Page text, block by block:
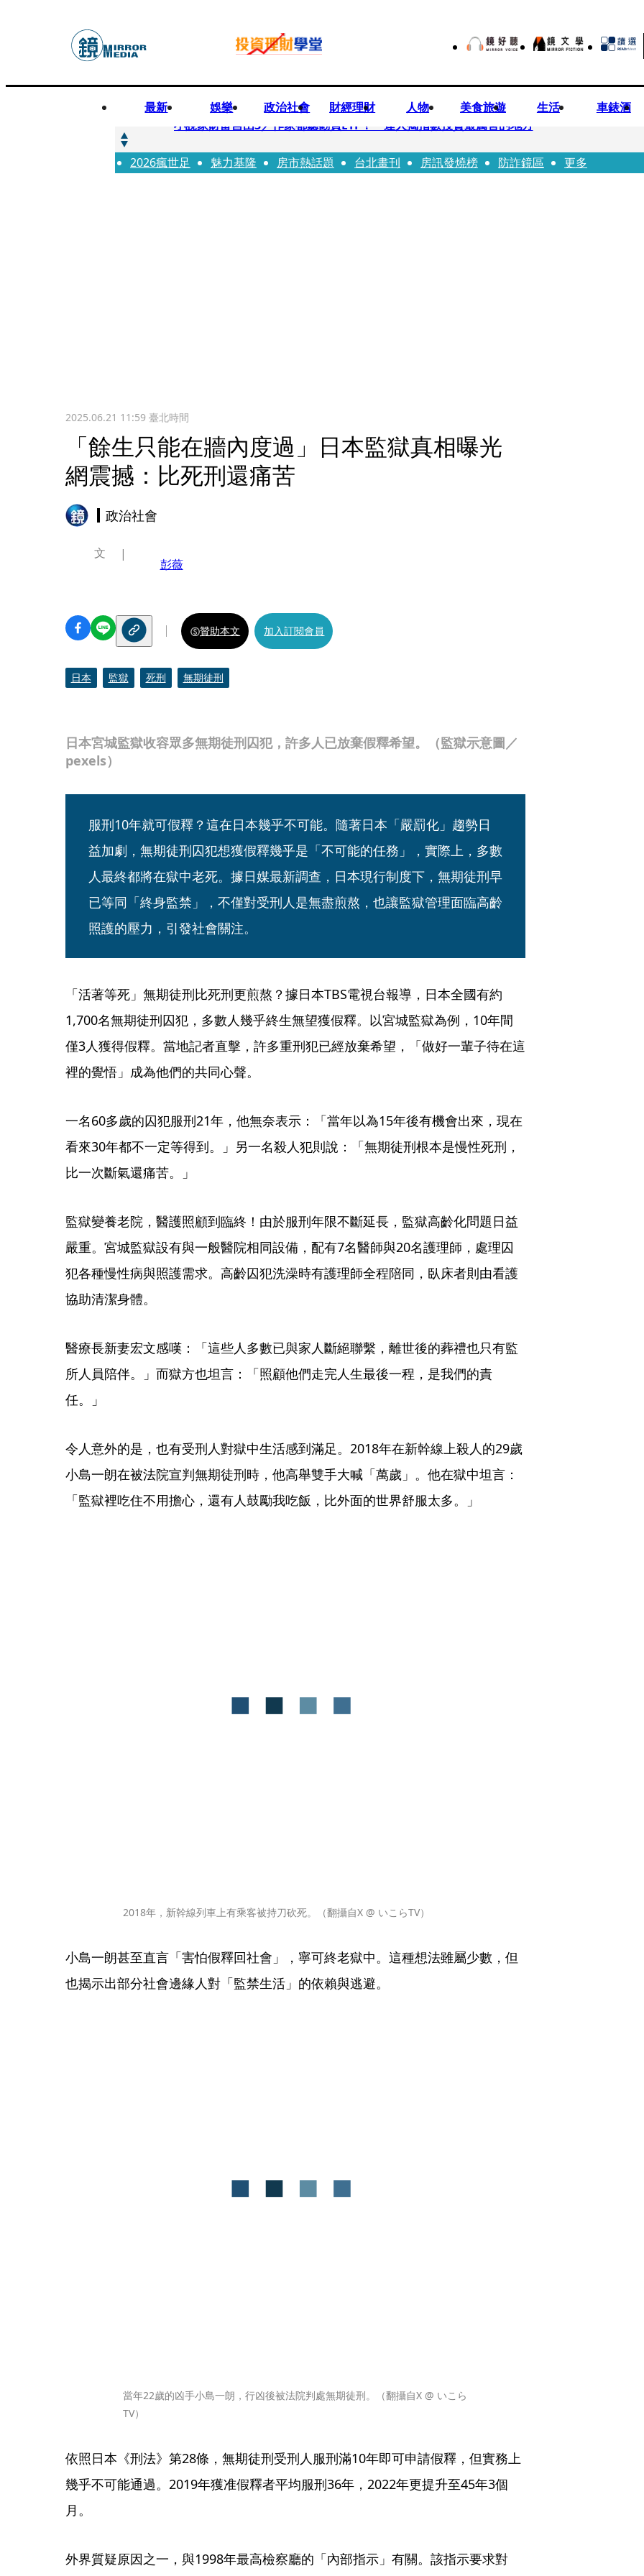
最新 娛樂 政治社會 財經理財 人物 美食旅遊 生活 車錶酒
快訊
小說家財富自由3／作家都聽勸買ETF！ 達人揭指數投資最厲害的地方
快訊
《殺手媽咪》孔曉振揹什麼包？ DELVAUX兩款經典包成劇中焦點
2026瘋世足 魅力基隆 房市熱話題 台北畫刊 房訊發燒榜 防詐鏡區 更多
2025.06.21 11:59臺北時間
「餘生只能在牆內度過」日本監獄真相曝光
網震撼：比死刑還痛苦
政治社會
日本宮城監獄收容眾多無期徒刑囚犯，許多人已放棄假釋希望。（監獄示意圖／
pexels）
文
彭薇
贊助本文 加入訂閱會員
日本 監獄 死刑 無期徒刑
服刑10年就可假釋？這在日本幾乎不可能。隨著日本「嚴罰化」趨勢日
益加劇，無期徒刑囚犯想獲假釋幾乎是「不可能的任務」，實際上，多數
人最終都將在獄中老死。據日媒最新調查，日本現行制度下，無期徒刑早
已等同「終身監禁」，不僅對受刑人是無盡煎熬，也讓監獄管理面臨高齡
照護的壓力，引發社會關注。
「活著等死」無期徒刑比死刑更煎熬？據日本TBS電視台報導，日本全國有約
1,700名無期徒刑囚犯，多數人幾乎終生無望獲假釋。以宮城監獄為例，10年間
僅3人獲得假釋。當地記者直擊，許多重刑犯已經放棄希望，「做好一輩子待在這
裡的覺悟」成為他們的共同心聲。
一名60多歲的囚犯服刑21年，他無奈表示：「當年以為15年後有機會出來，現在
看來30年都不一定等得到。」另一名殺人犯則說：「無期徒刑根本是慢性死刑，
比一次斷氣還痛苦。」
監獄變養老院，醫護照顧到臨終！由於服刑年限不斷延長，監獄高齡化問題日益
嚴重。宮城監獄設有與一般醫院相同設備，配有7名醫師與20名護理師，處理囚
犯各種慢性病與照護需求。高齡囚犯洗澡時有護理師全程陪同，臥床者則由看護
協助清潔身體。
醫療長新妻宏文感嘆：「這些人多數已與家人斷絕聯繫，離世後的葬禮也只有監
所人員陪伴。」而獄方也坦言：「照顧他們走完人生最後一程，是我們的責
任。」
令人意外的是，也有受刑人對獄中生活感到滿足。2018年在新幹線上殺人的29歲
小島一朗在被法院宣判無期徒刑時，他高舉雙手大喊「萬歲」。他在獄中坦言：
「監獄裡吃住不用擔心，還有人鼓勵我吃飯，比外面的世界舒服太多。」
2018年，新幹線列車上有乘客被持刀砍死。（翻攝自X @ いこらTV）
小島一朗甚至直言「害怕假釋回社會」，寧可終老獄中。這種想法雖屬少數，但
也揭示出部分社會邊緣人對「監禁生活」的依賴與逃避。
當年22歲的凶手小島一朗，行凶後被法院判處無期徒刑。（翻攝自X @ いこら
TV）
依照日本《刑法》第28條，無期徒刑受刑人服刑滿10年即可申請假釋，但實務上
幾乎不可能通過。2019年獲准假釋者平均服刑36年，2022年更提升至45年3個
月。
外界質疑原因之一，與1998年最高檢察廳的「內部指示」有關。該指示要求對